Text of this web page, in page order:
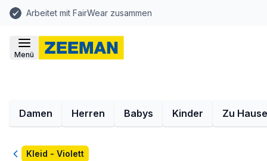
Arbeitet mit FairWear zusammen
Menü
Damen Herren Babys Kinder Zu Hause
ZurückKleid - Violett